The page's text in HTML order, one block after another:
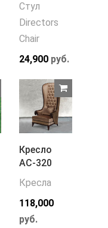
Стул
Directors
Chair
24,900руб.
Кресло
АС-320
Кресла
118,000
руб.